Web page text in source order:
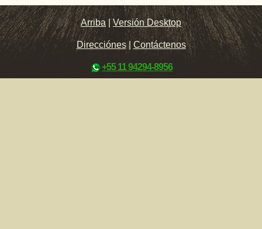
Arriba |Versión Desktop
Direcciónes| Contáctenos
+55 11 94294-8956